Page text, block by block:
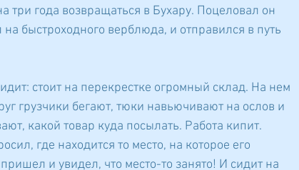
три года возвращаться в Бухару. Поцеловал он
на быстроходного верблюда, и отправился в путь
стоит на перекрестке огромный склад. На нем
грузчики бегают, тюки навьючивают на ослов и
какой товар куда посылать. Работа кипит.
где находится то место, на которое его
и увидел, что место-то занято! И сидит на